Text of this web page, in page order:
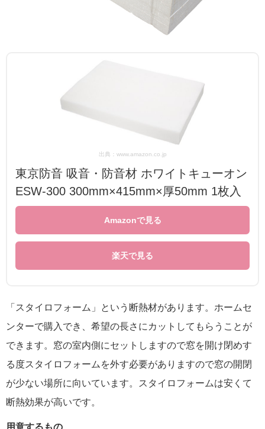
出典：www.amazon.co.jp
東京防音 吸音・防音材 ホワイトキューオン
ESW-300 300mm×415mm×厚50mm 1枚入
Amazonで見る
楽天で見る
「スタイロフォーム」という断熱材があります。ホームセ
ンターで購入でき、希望の長さにカットしてもらうことが
できます。窓の室内側にセットしますので窓を開け閉めす
る度スタイロフォームを外す必要がありますので窓の開閉
が少ない場所に向いています。スタイロフォームは安くて
断熱効果が高いです。
用意するもの